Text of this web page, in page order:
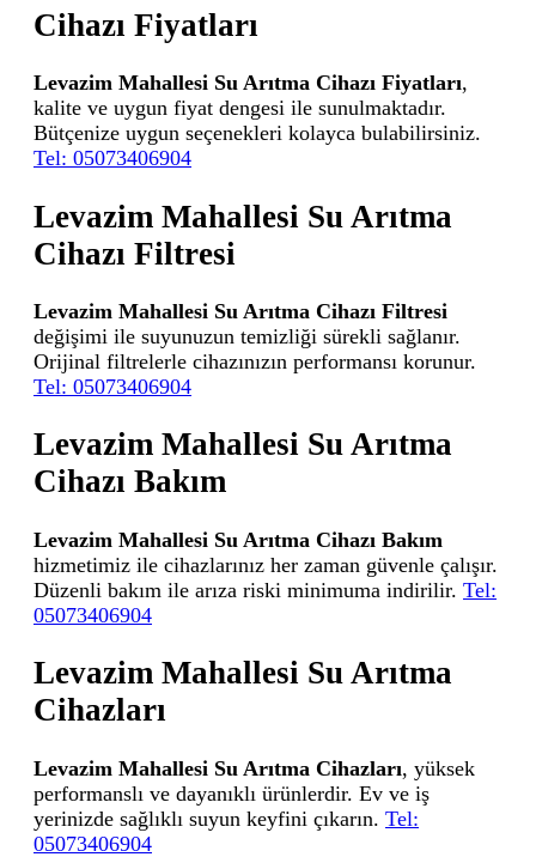
Cihazı Fiyatları
Levazim Mahallesi Su Arıtma Cihazı Fiyatları,
kalite ve uygun fiyat dengesi ile sunulmaktadır.
Bütçenize uygun seçenekleri kolayca bulabilirsiniz.
Tel: 05073406904
Levazim Mahallesi Su Arıtma
Cihazı Filtresi
Levazim Mahallesi Su Arıtma Cihazı Filtresi
değişimi ile suyunuzun temizliği sürekli sağlanır.
Orijinal filtrelerle cihazınızın performansı korunur.
Tel: 05073406904
Levazim Mahallesi Su Arıtma
Cihazı Bakım
Levazim Mahallesi Su Arıtma Cihazı Bakım
hizmetimiz ile cihazlarınız her zaman güvenle çalışır.
Düzenli bakım ile arıza riski minimuma indirilir. Tel:
05073406904
Levazim Mahallesi Su Arıtma
Cihazları
Levazim Mahallesi Su Arıtma Cihazları, yüksek
performanslı ve dayanıklı ürünlerdir. Ev ve iş
yerinizde sağlıklı suyun keyfini çıkarın. Tel:
05073406904